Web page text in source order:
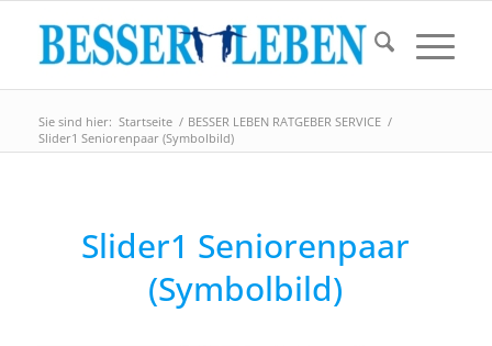
Sie sind hier: Startseite / BESSER LEBEN RATGEBER SERVICE /
Slider1 Seniorenpaar (Symbolbild)
Slider1 Seniorenpaar
(Symbolbild)